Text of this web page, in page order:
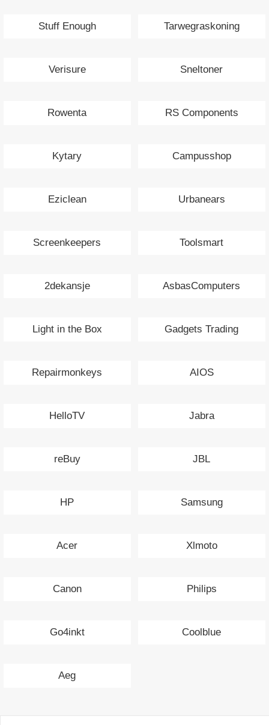
Stuff Enough Tarwegraskoning
Verisure Sneltoner
Rowenta RS Components
Kytary Campusshop
Eziclean Urbanears
Screenkeepers Toolsmart
2dekansje AsbasComputers
Light in the Box Gadgets Trading
Repairmonkeys AIOS
HelloTV Jabra
reBuy JBL
HP Samsung
Acer Xlmoto
Canon Philips
Go4inkt Coolblue
Aeg